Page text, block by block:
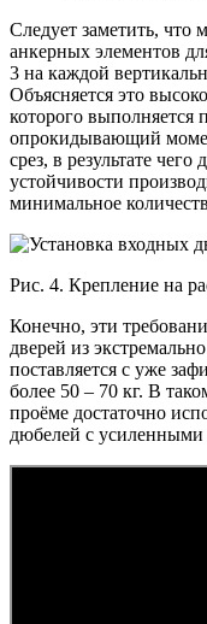
Следует заметить, что
анкерных элементов
3 на каждой
Объясняется это
которого выполняется
опрокидывающий
срез, в результате
устойчивости
минимальное
Рис. 4. Крепление на
Конечно, эти
дверей из
поставляется с уже
более 50 – 70 кг. В
проёме достаточно
дюбелей с усиленными